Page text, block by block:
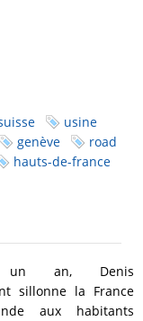
usine
genève
road
hauts-de-france
un an, Denis
sillonne la France
aux habitants